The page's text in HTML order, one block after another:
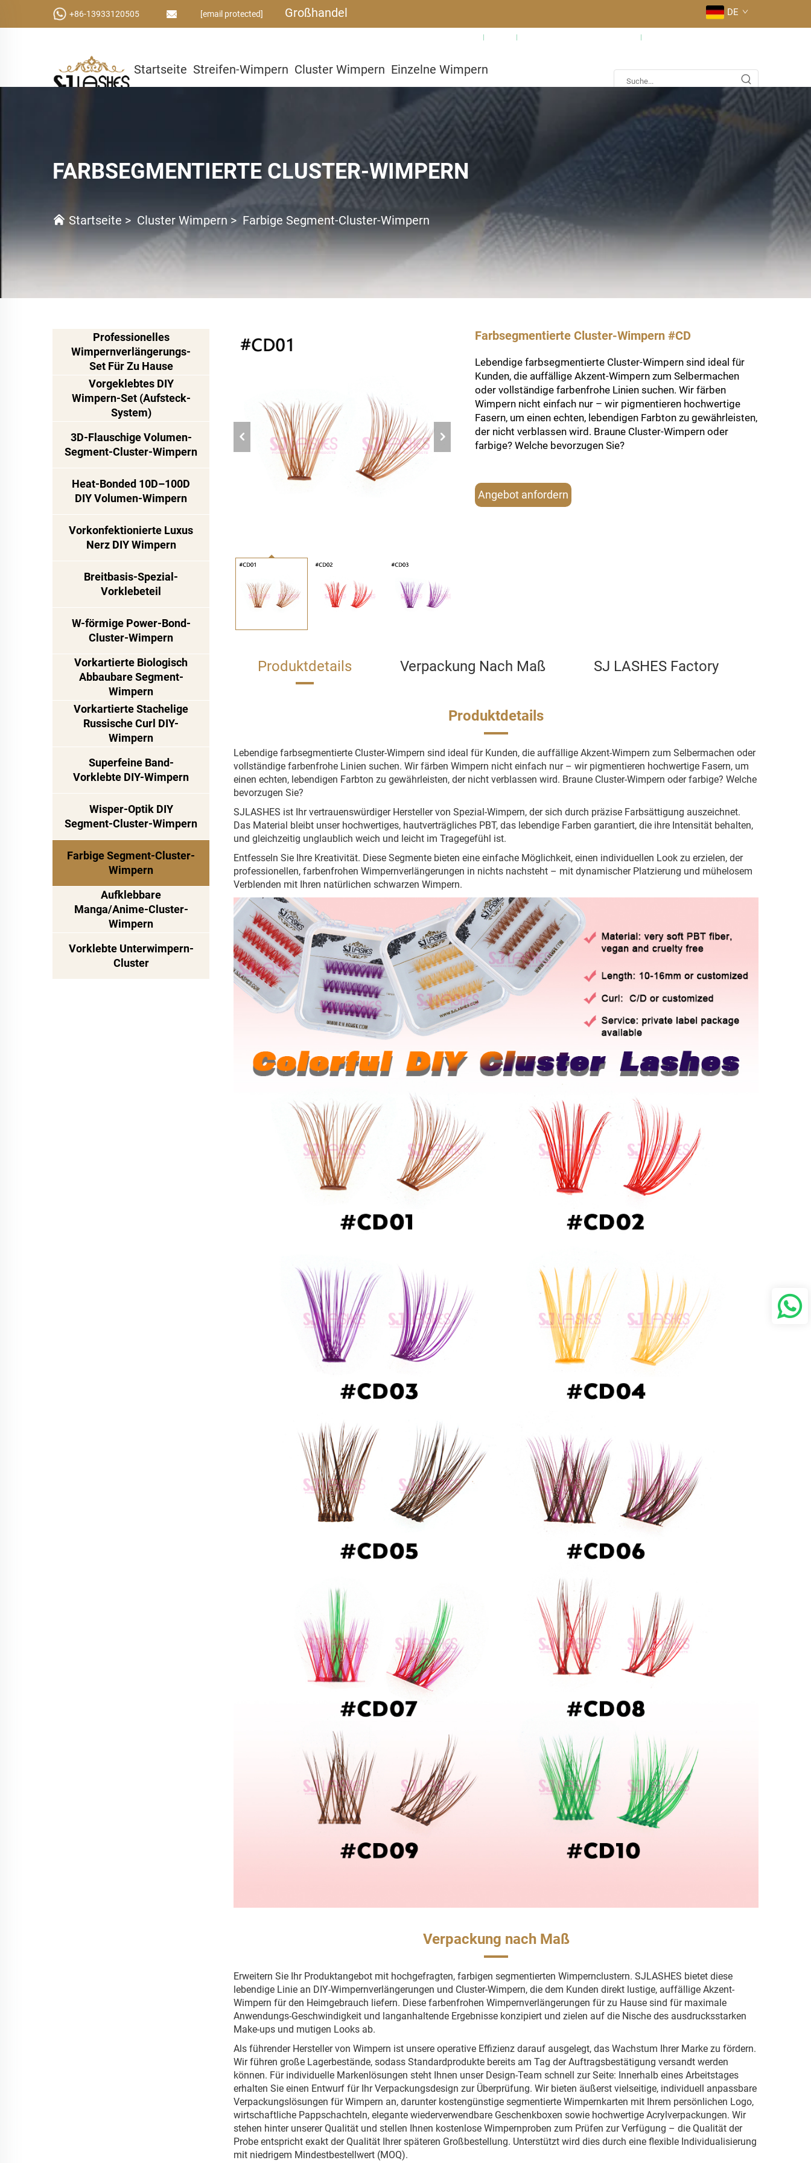
+86-13933120505 [email protected] Großhandel DE
Startseite Streifen-Wimpern Cluster Wimpern Einzelne Wimpern
FARBSEGMENTIERTE CLUSTER-WIMPERN
Startseite > Cluster Wimpern > Farbige Segment-Cluster-Wimpern
Professionelles
Wimpernverlängerungs-
Set Für Zu Hause
Vorgeklebtes DIY
Wimpern-Set (Aufsteck-
System)
3D-Flauschige Volumen-
Segment-Cluster-Wimpern
Heat-Bonded 10D–100D
DIY Volumen-Wimpern
Vorkonfektionierte Luxus
Nerz DIY Wimpern
Breitbasis-Spezial-
Vorklebeteil
W-förmige Power-Bond-
Cluster-Wimpern
Vorkartierte Biologisch
Abbaubare Segment-
Wimpern
Vorkartierte Stachelige
Russische Curl DIY-
Wimpern
Superfeine Band-
Vorklebte DIY-Wimpern
Wisper-Optik DIY
Segment-Cluster-Wimpern
Farbige Segment-Cluster-
Wimpern
Aufklebbare
Manga/Anime-Cluster-
Wimpern
Vorklebte Unterwimpern-
Cluster
Farbsegmentierte Cluster-Wimpern #CD
Lebendige farbsegmentierte Cluster-Wimpern sind ideal für
Kunden, die auffällige Akzent-Wimpern zum Selbermachen
oder vollständige farbenfrohe Linien suchen. Wir färben
Wimpern nicht einfach nur – wir pigmentieren hochwertige
Fasern, um einen echten, lebendigen Farbton zu gewährleisten,
der nicht verblassen wird. Braune Cluster-Wimpern oder
farbige? Welche bevorzugen Sie?
Angebot anfordern
Produktdetails Verpackung Nach Maß SJ LASHES Factory
Produktdetails
Lebendige farbsegmentierte Cluster-Wimpern sind ideal für Kunden, die auffällige Akzent-Wimpern zum Selbermachen oder
vollständige farbenfrohe Linien suchen. Wir färben Wimpern nicht einfach nur – wir pigmentieren hochwertige Fasern, um
einen echten, lebendigen Farbton zu gewährleisten, der nicht verblassen wird. Braune Cluster-Wimpern oder farbige? Welche
bevorzugen Sie?
SJLASHES ist Ihr vertrauenswürdiger Hersteller von Spezial-Wimpern, der sich durch präzise Farbsättigung auszeichnet.
Das Material bleibt unser hochwertiges, hautverträgliches PBT, das lebendige Farben garantiert, die ihre Intensität behalten,
und gleichzeitig unglaublich weich und leicht im Tragegefühl ist.
Entfesseln Sie Ihre Kreativität. Diese Segmente bieten eine einfache Möglichkeit, einen individuellen Look zu erzielen, der
professionellen, farbenfrohen Wimpernverlängerungen in nichts nachsteht – mit dynamischer Platzierung und mühelosem
Verblenden mit Ihren natürlichen schwarzen Wimpern.
Verpackung nach Maß
Erweitern Sie Ihr Produktangebot mit hochgefragten, farbigen segmentierten Wimpernclustern. SJLASHES bietet diese
lebendige Linie an DIY-Wimpernverlängerungen und Cluster-Wimpern, die dem Kunden direkt lustige, auffällige Akzent-
Wimpern für den Heimgebrauch liefern. Diese farbenfrohen Wimpernverlängerungen für zu Hause sind für maximale
Anwendungs-Geschwindigkeit und langanhaltende Ergebnisse konzipiert und zielen auf die Nische des ausdrucksstarken
Make-ups und mutigen Looks ab.
Als führender Hersteller von Wimpern ist unsere operative Effizienz darauf ausgelegt, das Wachstum Ihrer Marke zu fördern.
Wir führen große Lagerbestände, sodass Standardprodukte bereits am Tag der Auftragsbestätigung versandt werden
können. Für individuelle Markenlösungen steht Ihnen unser Design-Team schnell zur Seite: Innerhalb eines Arbeitstages
erhalten Sie einen Entwurf für Ihr Verpackungsdesign zur Überprüfung. Wir bieten äußerst vielseitige, individuell anpassbare
Verpackungslösungen für Wimpern an, darunter kostengünstige segmentierte Wimpernkarten mit Ihrem persönlichen Logo,
wirtschaftliche Pappschachteln, elegante wiederverwendbare Geschenkboxen sowie hochwertige Acrylverpackungen. Wir
stehen hinter unserer Qualität und stellen Ihnen kostenlose Wimpernproben zum Prüfen zur Verfügung – die Qualität der
Probe entspricht exakt der Qualität Ihrer späteren Großbestellung. Unterstützt wird dies durch eine flexible Individualisierung
mit niedrigem Mindestbestellwert (MOQ).